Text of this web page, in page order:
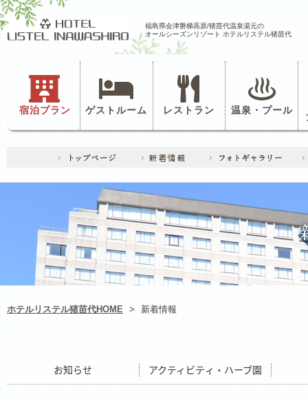
福島県会津磐梯高原/猪苗代温泉湯元の
オールシーズンリゾート ホテルリステル猪苗代
宿泊プラン ゲストルーム レストラン 温泉・プール
ホテルリステル猪苗代HOME > 新着情報